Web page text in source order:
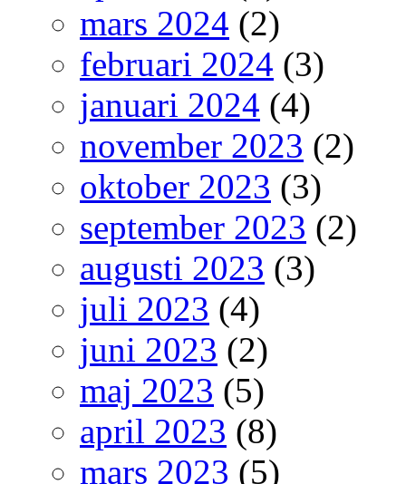
mars 2024 (2)
februari 2024 (3)
januari 2024 (4)
november 2023 (2)
oktober 2023 (3)
september 2023 (2)
augusti 2023 (3)
juli 2023 (4)
juni 2023 (2)
maj 2023 (5)
april 2023 (8)
mars 2023 (5)